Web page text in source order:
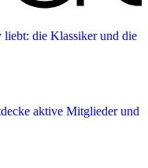
liebt: die Klassiker und die
aktive Mitglieder und